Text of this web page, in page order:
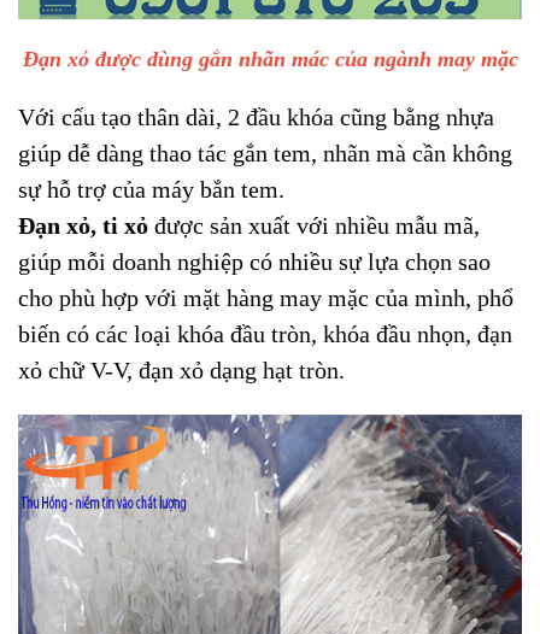
Đạn xỏ được dùng gắn nhãn mác của ngành may mặc
Với cấu tạo thân dài, 2 đầu khóa cũng bằng nhựa
giúp dễ dàng thao tác gắn tem, nhãn mà cần không
sự hỗ trợ của máy bắn tem.
Đạn xỏ, ti xỏ được sản xuất với nhiều mẫu mã,
giúp mỗi doanh nghiệp có nhiều sự lựa chọn sao
cho phù hợp với mặt hàng may mặc của mình, phổ
biến có các loại khóa đầu tròn, khóa đầu nhọn, đạn
xỏ chữ V-V, đạn xỏ dạng hạt tròn.